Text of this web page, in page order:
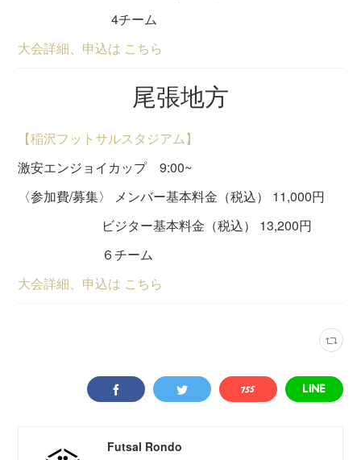
4チーム
大会詳細、申込は こちら
尾張地方
【稲沢フットサルスタジアム】
激安エンジョイカップ 9:00~
〈参加費/募集〉 メンバー基本料金（税込） 11,000円
ビジター基本料金（税込） 13,200円
６チーム
大会詳細、申込は こちら
Futsal Rondo